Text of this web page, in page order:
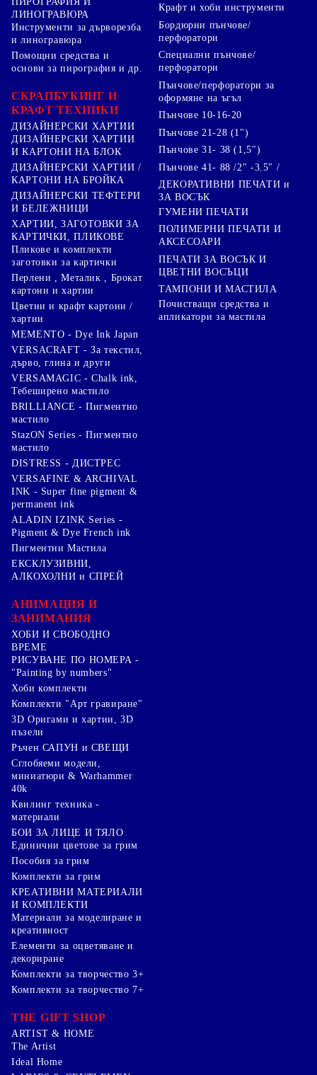
ЛИНОГРАВЮРА
Инструменти за дърворезба
и линогравюра
Помощни средства и
основи за пирография и др.
СКРАПБУКИНГ И
КРАФТ ТЕХНИКИ
ДИЗАЙНЕРСКИ ХАРТИИ
ДИЗАЙНЕРСКИ ХАРТИИ
И КАРТОНИ НА БЛОК
ДИЗАЙНЕРСКИ ХАРТИИ /
КАРТОНИ НА БРОЙКА
ДИЗАЙНЕРСКИ ТЕФТЕРИ
И БЕЛЕЖНИЦИ
ХАРТИИ, ЗАГОТОВКИ ЗА
КАРТИЧКИ, ПЛИКОВЕ
Пликове и комплекти
заготовки за картички
Перлени , Металик , Брокат
картони и хартии
Цветни и крафт картони /
хартии
Крафт и хоби инструменти
Бордюрни пънчове/
перфоратори
Специални пънчове/
перфоратори
Пънчове/перфоратори за
оформяне на ъгъл
Пънчове 10-16-20
Пънчове 21-28 (1")
Пънчове 31- 38 (1,5")
Пънчове 41- 88 /2" -3.5" /
ДЕКОРАТИВНИ ПЕЧАТИ и
ЗА ВОСЪК
ГУМЕНИ ПЕЧАТИ
ПОЛИМЕРНИ ПЕЧАТИ И
АКСЕСОАРИ
ПЕЧАТИ ЗА ВОСЪК И
ЦВЕТНИ ВОСЪЦИ
ТАМПОНИ И МАСТИЛА
Почистващи средства и
апликатори за мастила
MEMENTO - Dye Ink Japan
VERSACRAFT - За текстил,
дърво, глина и други
VERSAMAGIC - Chalk ink,
Тебеширено мастило
BRILLIANCE - Пигментно
мастило
StazON Series - Пигментно
мастило
DISTRESS - ДИСТРЕС
VERSAFINE & ARCHIVAL
INK - Super fine pigment &
permanent ink
ALADIN IZINK Series -
Pigment & Dye French ink
Пигментни Мастила
ЕКСКЛУЗИВНИ,
АЛКОХОЛНИ и СПРЕЙ
АНИМАЦИЯ И
ЗАНИМАНИЯ
ХОБИ И СВОБОДНО
ВРЕМЕ
РИСУВАНЕ ПО НОМЕРА -
"Painting by numbers"
Хоби комплекти
Комплекти "Арт гравиране"
3D Оригами и хартии, 3D
пъзели
Ръчен САПУН и СВЕЩИ
Сглобяеми модели,
миниатюри & Warhammer
40k
Квилинг техника -
материали
БОИ ЗА ЛИЦЕ И ТЯЛО
Единични цветове за грим
Пособия за грим
Комплекти за грим
КРЕАТИВНИ МАТЕРИАЛИ
И КОМПЛЕКТИ
Mатериали за моделиране и
креативност
Елементи за оцветяване и
декориране
Комплекти за творчество 3+
Комплекти за творчество 7+
THE GIFT SHOP
ARTIST & HOME
The Artist
Ideal Home